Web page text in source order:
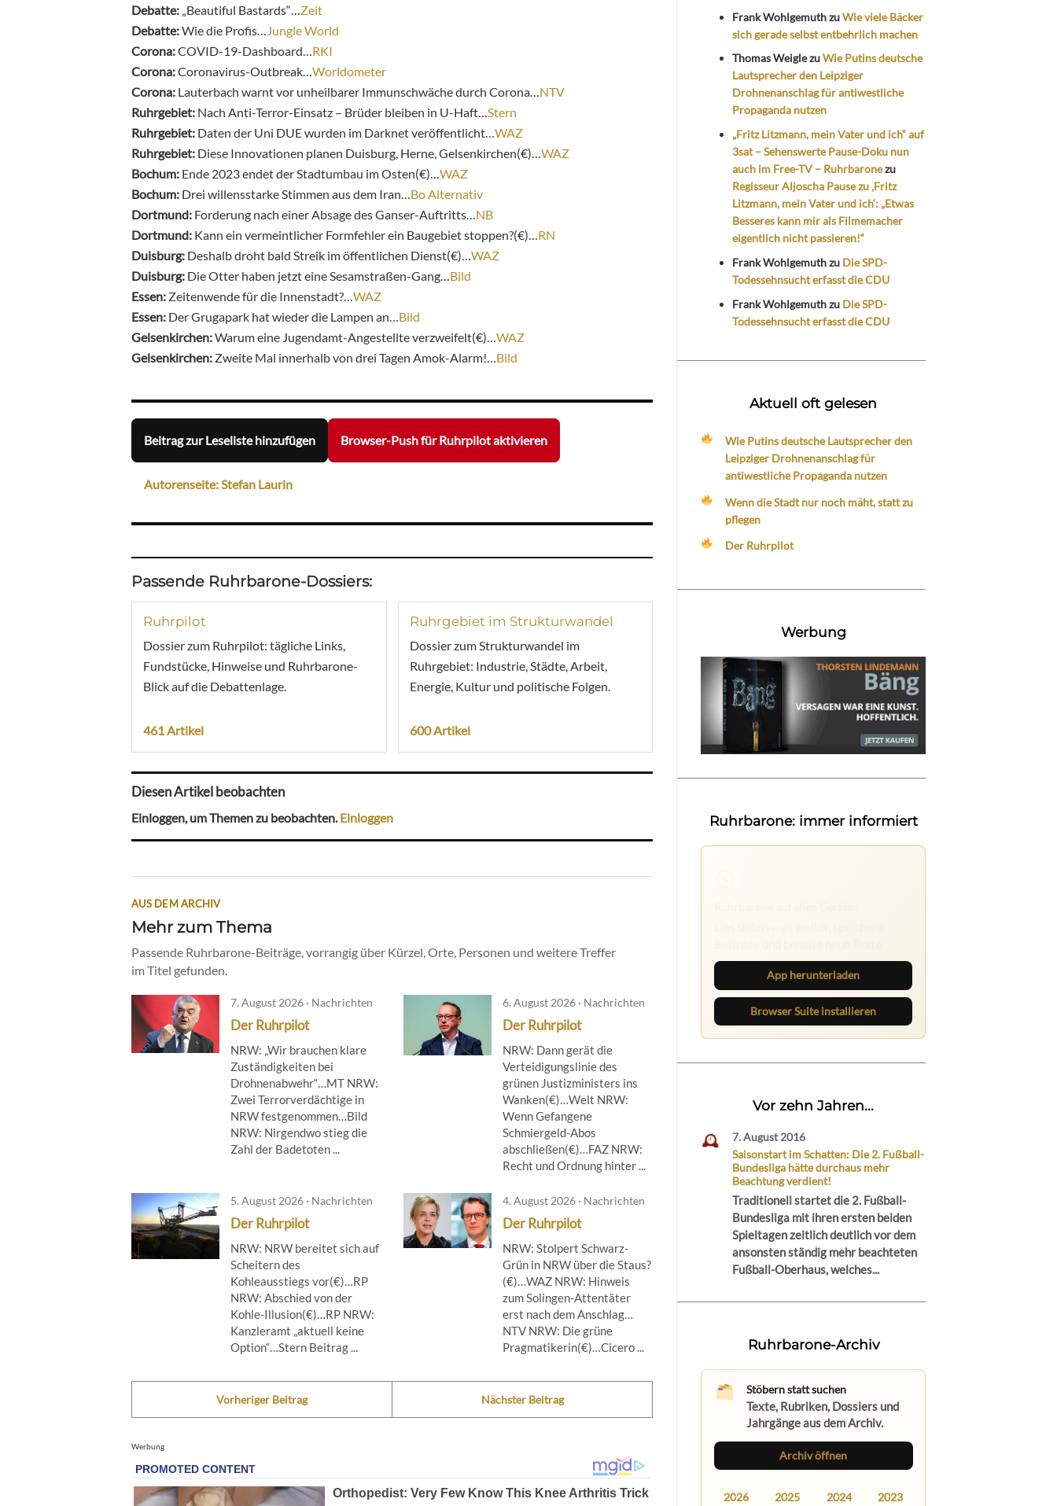
Debatte: „Beautiful Bastards“… Zeit
Debatte:Wie die Profis…
Jungle World
Corona:COVID-19-Dashboard… RKI
Corona:Coronavirus-Outbreak… Worldometer
Corona: Lauterbach warnt vor unheilbarer Immunschwäche durch Corona… NTV
Ruhrgebiet: Nach Anti-Terror-Einsatz – Brüder bleiben in U-Haft… Stern
Ruhrgebiet: Daten der Uni DUE wurden im Darknet veröffentlicht… WAZ
Ruhrgebiet: Diese Innovationen planen Duisburg, Herne, Gelsenkirchen(€)… WAZ
Bochum: Ende 2023 endet der Stadtumbau im Osten(€)… WAZ
Bochum: Drei willensstarke Stimmen aus dem Iran… Bo Alternativ
Dortmund: Forderung nach einer Absage des Ganser-Auftritts… NB
Dortmund: Kann ein vermeintlicher Formfehler ein Baugebiet stoppen?(€)… RN
Duisburg: Deshalb droht bald Streik im öffentlichen Dienst(€)… WAZ
Duisburg: Die Otter haben jetzt eine Sesamstraßen-Gang… Bild
Essen: Zeitenwende für die Innenstadt?… WAZ
Essen: Der Grugapark hat wieder die Lampen an… Bild
Gelsenkirchen:Warum eine Jugendamt-Angestellte verzweifelt(€)… WAZ
Gelsenkirchen: Zweite Mal innerhalb von drei Tagen Amok-Alarm!… Bild
Beitrag zur Leseliste hinzufügen Browser-Push für Ruhrpilot aktivieren
Autorenseite: Stefan Laurin
Passende Ruhrbarone-Dossiers:
Ruhrpilot
Dossier zum Ruhrpilot: tägliche Links,
Fundstücke, Hinweise und Ruhrbarone-
Blick auf die Debattenlage.
461 Artikel
Ruhrgebiet im Strukturwandel
Dossier zum Strukturwandel im
Ruhrgebiet: Industrie, Städte, Arbeit,
Energie, Kultur und politische Folgen.
600 Artikel
Diesen Artikel beobachten
Einloggen, um Themen zu beobachten.Einloggen
AUS DEM ARCHIV
Mehr zum Thema
Passende Ruhrbarone-Beiträge, vorrangig über Kürzel, Orte, Personen und weitere Treffer
im Titel gefunden.
7. August 2026 · Nachrichten
Der Ruhrpilot
NRW: „Wir brauchen klare
Zuständigkeiten bei
Drohnenabwehr“…MT NRW:
Zwei Terrorverdächtige in
NRW festgenommen…Bild
NRW: Nirgendwo stieg die
Zahl der Badetoten ...
6. August 2026 · Nachrichten
Der Ruhrpilot
NRW: Dann gerät die
Verteidigungslinie des
grünen Justizministers ins
Wanken(€)…Welt NRW:
Wenn Gefangene
Schmiergeld-Abos
abschließen(€)…FAZ NRW:
Recht und Ordnung hinter ...
5. August 2026 · Nachrichten
Der Ruhrpilot
NRW: NRW bereitet sich auf
Scheitern des
Kohleausstiegs vor(€)…RP
NRW: Abschied von der
Kohle-Illusion(€)…RP NRW:
Kanzleramt „aktuell keine
Option“…Stern Beitrag ...
4. August 2026 · Nachrichten
Der Ruhrpilot
NRW: Stolpert Schwarz-
Grün in NRW über die Staus?
(€)…WAZ NRW: Hinweis
zum Solingen-Attentäter
erst nach dem Anschlag…
NTV NRW: Die grüne
Pragmatikerin(€)…Cicero ...
Vorheriger Beitrag Nächster Beitrag
Werbung
Frank WohlgemuthzuWie viele Bäcker
sich gerade selbst entbehrlich machen
Thomas WeiglezuWie Putins deutsche
Lautsprecher den Leipziger
Drohnenanschlag für antiwestliche
Propaganda nutzen
„Fritz Litzmann, mein Vater und ich“ auf
3sat – Sehenswerte Pause-Doku nun
auch im Free-TV – Ruhrbaronezu
Regisseur Aljoscha Pause zu ‚Fritz
Litzmann, mein Vater und ich‘: „Etwas
Besseres kann mir als Filmemacher
eigentlich nicht passieren!“
Frank Wohlgemuthzu Die SPD-
Todessehnsucht erfasst die CDU
Frank Wohlgemuthzu Die SPD-
Todessehnsucht erfasst die CDU
Aktuell oft gelesen
Wie Putins deutsche Lautsprecher den
Leipziger Drohnenanschlag für
antiwestliche Propaganda nutzen
Wenn die Stadt nur noch mäht, statt zu
pflegen
Der Ruhrpilot
Werbung
Ruhrbarone: immer informiert
App herunterladen
Browser Suite installieren
Vor zehn Jahren...
7. August 2016
Saisonstart im Schatten: Die 2. Fußball-
Bundesliga hätte durchaus mehr
Beachtung verdient!
Traditionell startet die 2. Fußball-
Bundesliga mit ihren ersten beiden
Spieltagen zeitlich deutlich vor dem
ansonsten ständig mehr beachteten
Fußball-Oberhaus, welches...
Ruhrbarone-Archiv
Stöbern statt suchen
Texte, Rubriken, Dossiers und
Jahrgänge aus dem Archiv.
Archiv öffnen
2026 2025 2024 2023